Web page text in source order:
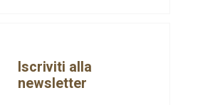
Iscriviti alla
newsletter